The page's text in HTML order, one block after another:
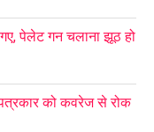
पेलेट गन चलाना झूठ हो
को कवरेज से रोक